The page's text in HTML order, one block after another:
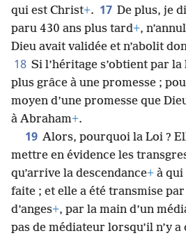
qui est Christ+. 17 De plus, je
paru 430 ans plus tard+,
Dieu avait validée et n’abolit
18 Si l’héritage s’obtient par
plus grâce à une promesse ;
moyen d’une promesse que
à Abraham+.
19 Alors, pourquoi la Loi ?
mettre en évidence les
qu’arrive la descendance+ à qui
faite ; et elle a été transmise
d’anges+, par la main d’un
pas de médiateur lorsqu’il n’y a